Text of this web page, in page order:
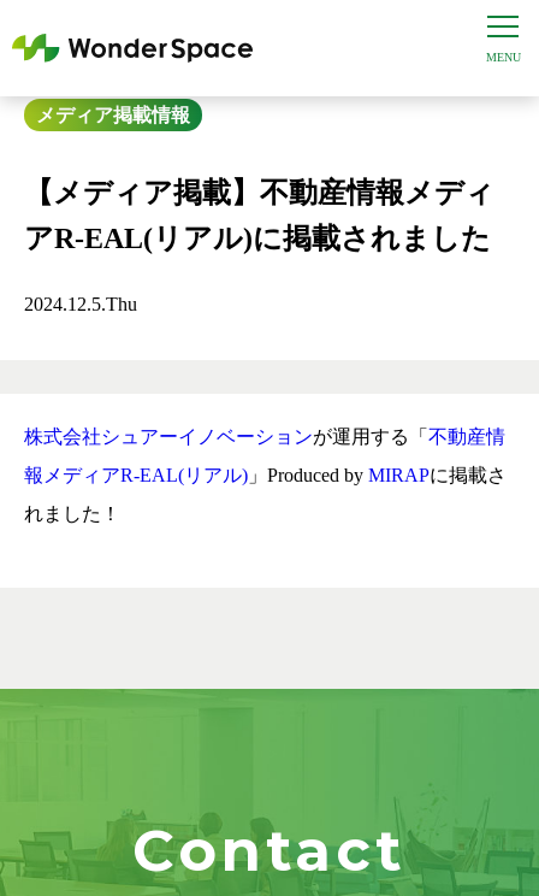
メディア掲載情報
【メディア掲載】不動産情報メディ
アR-EAL(リアル)に掲載されました
2024.12.5.Thu
株式会社シュアーイノベーションが運用する「 不動産情
報メディアR-EAL(リアル) 」Produced by MIRAPに掲載さ
れました！
Contact